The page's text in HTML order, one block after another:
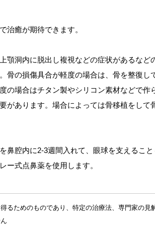
治癒が期待できます。
顎洞内に脱出し複視などの症状があるなど
骨の損傷具合が軽度の場合は、骨を整復し
の場合はチタン製やシリコン素材などで作
があります。場合によっては骨移植をして
鼻腔内に2-3週間入れて、眼球を支えるこ
ー式点鼻薬を使用します。
るためのものであり、特定の治療法、専門家の見